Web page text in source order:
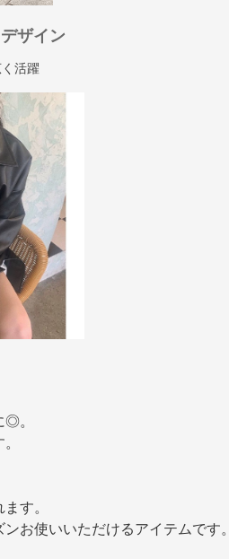
ザイン
活躍
◎。
す。
お使いいただけるアイテムです。